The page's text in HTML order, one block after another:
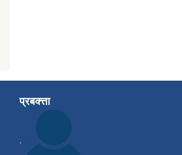
प्रबक्त्ता
.